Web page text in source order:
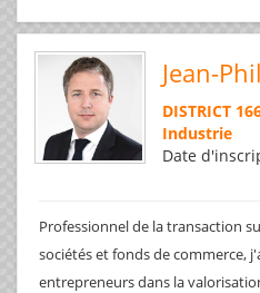
Jean-
DISTRICT
Industrie
Date
Professionnel de la transaction
sociétés et fonds de commerce,
entrepreneurs dans la